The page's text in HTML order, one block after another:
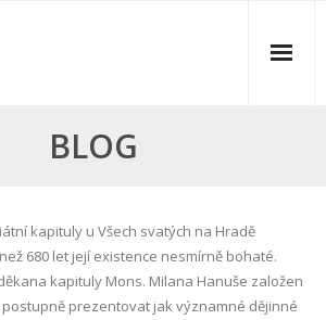
BLOG
kapituly u Všech svatých na Hradě
680 let její existence nesmírně bohaté.
kapituly Mons. Milana Hanuše založen
postupně prezentovat jak významné dějinné